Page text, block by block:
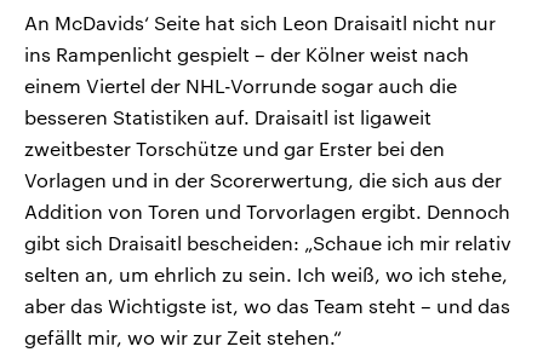
An McDavids‘ Seite hat sich Leon Draisaitl nicht nur
ins Rampenlicht gespielt – der Kölner weist nach
einem Viertel der NHL-Vorrunde sogar auch die
besseren Statistiken auf. Draisaitl ist ligaweit
zweitbester Torschütze und gar Erster bei den
Vorlagen und in der Scorerwertung, die sich aus der
Addition von Toren und Torvorlagen ergibt. Dennoch
gibt sich Draisaitl bescheiden: „Schaue ich mir relativ
selten an, um ehrlich zu sein. Ich weiß, wo ich stehe,
aber das Wichtigste ist, wo das Team steht – und das
gefällt mir, wo wir zur Zeit stehen.“